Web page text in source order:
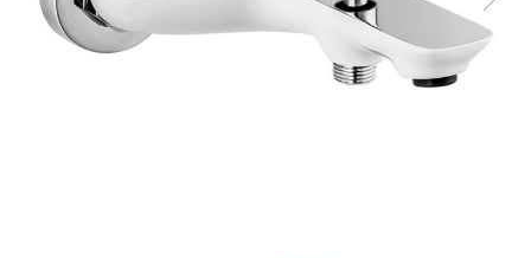
Seturi vase wc monobloc
Accesorii vase wc